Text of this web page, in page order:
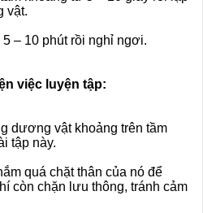
vật.
– 10 phút rồi nghỉ ngơi.
việc luyện tập:
dương vật khoảng trên tầm
tập này.
quá chặt thân của nó để
còn chặn lưu thông, tránh cảm